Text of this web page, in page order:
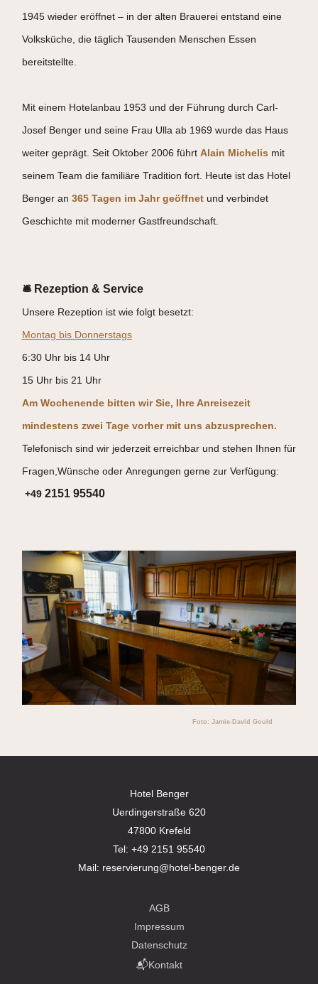
1945 wieder eröffnet – in der alten Brauerei entstand eine
Volksküche, die täglich Tausenden Menschen Essen
bereitstellte.
Mit einem Hotelanbau 1953 und der Führung durch Carl-
Josef Benger und seine Frau Ulla ab 1969 wurde das Haus
weiter geprägt. Seit Oktober 2006 führt Alain Michelis mit
seinem Team die familiäre Tradition fort. Heute ist das Hotel
Benger an 365 Tagen im Jahr geöffnetund verbindet
Geschichte mit moderner Gastfreundschaft.
🛎 Rezeption & Service
Unsere Rezeption ist wie folgt besetzt:
Montag bis Donnerstags
6:30 Uhr bis 14 Uhr
15 Uhr bis 21 Uhr
Am Wochenende bitten wir Sie, Ihre Anreisezeit
mindestens zwei Tage vorher mit uns abzusprechen.
Telefonisch sind wir jederzeit erreichbar und stehen Ihnen für
Fragen,Wünsche oder Anregungen gerne zur Verfügung:
+49 2151 95540
Foto: Jamie-David Gould
Hotel Benger
Uerdingerstraße 620
47800 Krefeld
Tel: +49 2151 95540
Mail: reservierung@hotel-benger.de
AGB
Impressum
Datenschutz
📬Kontakt